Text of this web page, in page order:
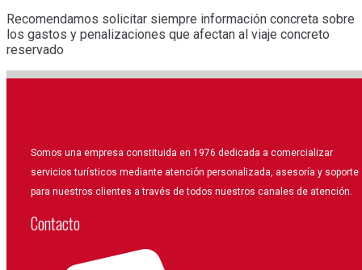
Recomendamos solicitar siempre información concreta sobre
los gastos y penalizaciones que afectan al viaje concreto
reservado
Somos una empresa constituida en 1976 dedicada a comercializar
servicios turísticos mediante atención personalizada, asesoría y soporte
para nuestros clientes a través de todos nuestros canales de atención.
Contacto